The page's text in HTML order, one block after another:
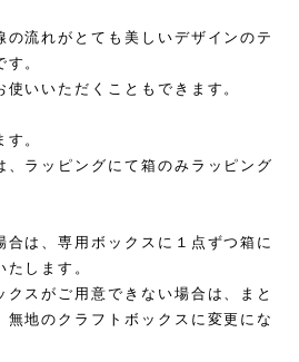
の流れがとても美しいデザインのテ
。
いいただくこともできます。
。
、ラッピングにて箱のみラッピング
合は、専用ボックスに１点ずつ箱に
します。
スがご用意できない場合は、まと
無地のクラフトボックスに変更にな